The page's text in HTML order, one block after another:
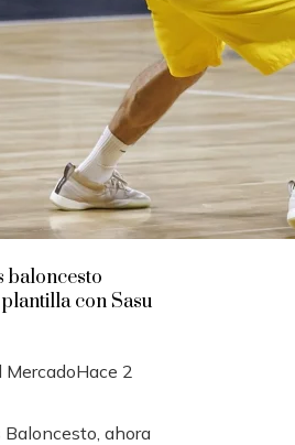
baloncesto
con Sasu
MercadoHace 2
Baloncesto, ahora